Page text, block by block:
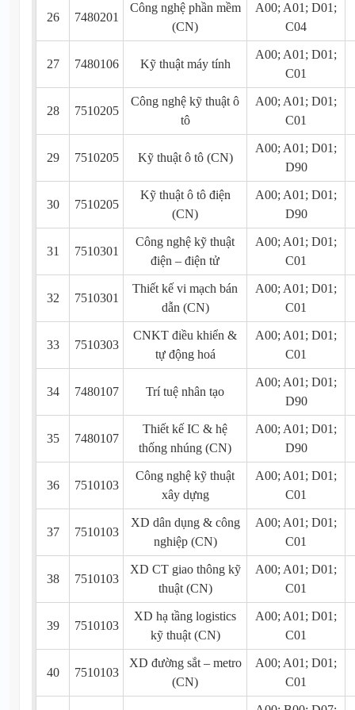
26 7480201
Công nghệ phần mềm
(CN)
A00; A01; D01;
C04
27 7480106 Kỹ thuật máy tính
A00; A01; D01;
C01
28 7510205
Công nghệ kỹ thuật ô
tô
A00; A01; D01;
C01
29 7510205 Kỹ thuật ô tô (CN)
A00; A01; D01;
D90
30 7510205
Kỹ thuật ô tô điện
(CN)
A00; A01; D01;
D90
31 7510301
Công nghệ kỹ thuật
điện – điện tử
A00; A01; D01;
C01
32 7510301
Thiết kế vi mạch bán
dẫn (CN)
A00; A01; D01;
C01
33 7510303
CNKT điều khiển &
tự động hoá
A00; A01; D01;
C01
34 7480107 Trí tuệ nhân tạo
A00; A01; D01;
D90
35 7480107
Thiết kế IC & hệ
thống nhúng (CN)
A00; A01; D01;
D90
36 7510103
Công nghệ kỹ thuật
xây dựng
A00; A01; D01;
C01
37 7510103
XD dân dụng & công
nghiệp (CN)
A00; A01; D01;
C01
38 7510103
XD CT giao thông kỹ
thuật (CN)
A00; A01; D01;
C01
39 7510103
XD hạ tầng logistics
kỹ thuật (CN)
A00; A01; D01;
C01
40 7510103
XD đường sắt – metro
(CN)
A00; A01; D01;
C01